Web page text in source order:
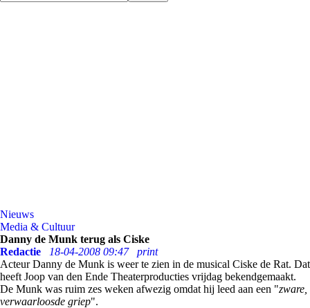
Nieuws
Media & Cultuur
Danny de Munk terug als Ciske
Redactie
18-04-2008 09:47
print
Acteur Danny de Munk is weer te zien in de musical Ciske de Rat. Dat
heeft Joop van den Ende Theaterproducties vrijdag bekendgemaakt.
De Munk was ruim zes weken afwezig omdat hij leed aan een "zware,
verwaarloosde griep".